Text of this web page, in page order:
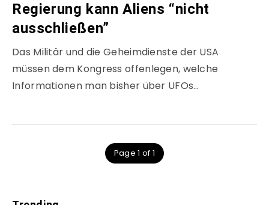
Regierung kann Aliens “nicht
ausschließen”
Das Militär und die Geheimdienste der USA
müssen dem Kongress offenlegen, welche
Informationen man bisher über UFOs…
Page 1 of 1